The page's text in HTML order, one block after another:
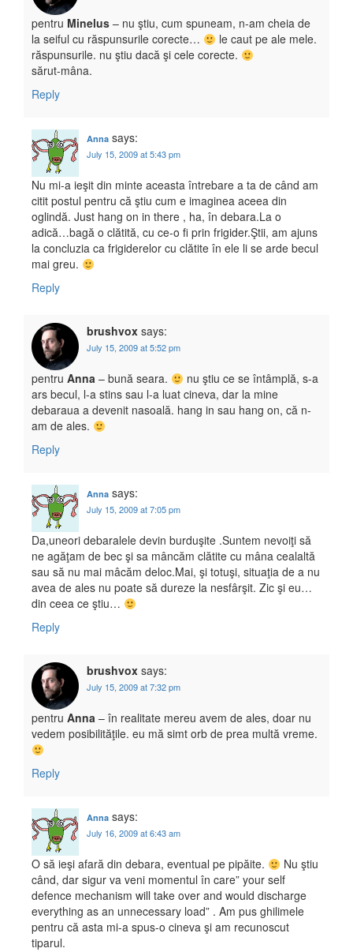
pentru Minelus – nu ştiu, cum spuneam, n-am cheia de
la seiful cu răspunsurile corecte…
le caut pe ale mele.
răspunsurile. nu ştiu dacă şi cele corecte.
sărut-mâna.
Reply
Anna says:
July 15, 2009 at 5:43 pm
Nu mi-a ieşit din minte aceasta întrebare a ta de când am
citit postul pentru că ştiu cum e imaginea aceea din
oglindă. Just hang on in there , ha, în debara.La o
adică…bagă o clătită, cu ce-o fi prin frigider.Ştii, am ajuns
la concluzia ca frigiderelor cu clătite în ele li se arde becul
mai greu.
Reply
brushvox says:
July 15, 2009 at 5:52 pm
pentru Anna – bună seara.
nu ştiu ce se întâmplă, s-a
ars becul, l-a stins sau l-a luat cineva, dar la mine
debaraua a devenit nasoală. hang in sau hang on, că n-
am de ales.
Reply
Anna says:
July 15, 2009 at 7:05 pm
Da,uneori debaralele devin burduşite .Suntem nevoiţi să
ne agăţam de bec şi sa mâncăm clătite cu mâna cealaltă
sau să nu mai mâcăm deloc.Mai, şi totuşi, situaţia de a nu
avea de ales nu poate să dureze la nesfârşit. Zic şi eu…
din ceea ce ştiu…
Reply
brushvox says:
July 15, 2009 at 7:32 pm
pentru Anna – în realitate mereu avem de ales, doar nu
vedem posibilităţile. eu mă simt orb de prea multă vreme.
Reply
Anna says:
July 16, 2009 at 6:43 am
O să ieşi afară din debara, eventual pe pipăite.
Nu ştiu
când, dar sigur va veni momentul în care” your self
defence mechanism will take over and would discharge
everything as an unnecessary load” . Am pus ghilimele
pentru că asta mi-a spus-o cineva şi am recunoscut
tiparul.